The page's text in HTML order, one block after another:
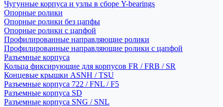
Чугунные корпуса и узлы в сборе Y-bearings
Опорные ролики
Опорные ролики без цапфы
Опорные ролики с цапфой
Профилированные направляющие ролики
Профилированные направляющие ролики с цапфой
Разъемные корпуса
Кольца фиксирующие для корпусов FR / FRB / SR
Концевые крышки ASNH / TSU
Разъемные корпуса 722 / FNL / F5
Разъемные корпуса SD
Разъемные корпуса SNG / SNL